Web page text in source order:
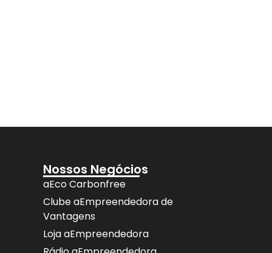
Nossos Negócios
aEco Carbonfree
Clube aEmpreendedora de
Vantagens
Loja aEmpreendedora